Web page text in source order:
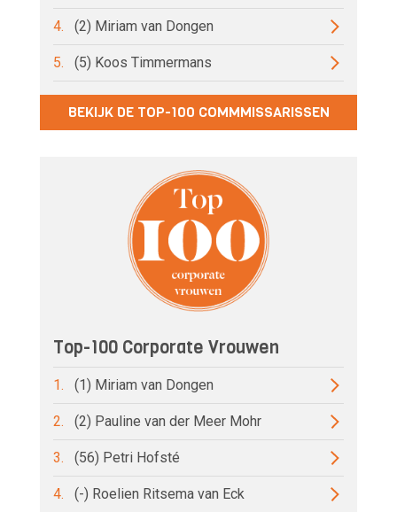
4. (2) Miriam van Dongen
5. (5) Koos Timmermans
BEKIJK DE TOP-100 COMMMISSARISSEN
Top-100 Corporate Vrouwen
1. (1) Miriam van Dongen
2. (2) Pauline van der Meer Mohr
3. (56) Petri Hofsté
4. (-) Roelien Ritsema van Eck